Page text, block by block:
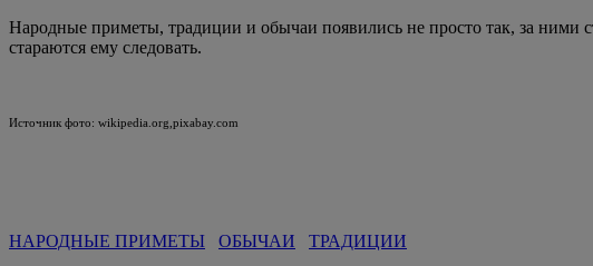
Народные приметы, традиции и обычаи появились не просто так, за ними
стараются ему следовать.
Источник фото: wikipedia.org,pixabay.com
НАРОДНЫЕ ПРИМЕТЫ ОБЫЧАИ ТРАДИЦИИ